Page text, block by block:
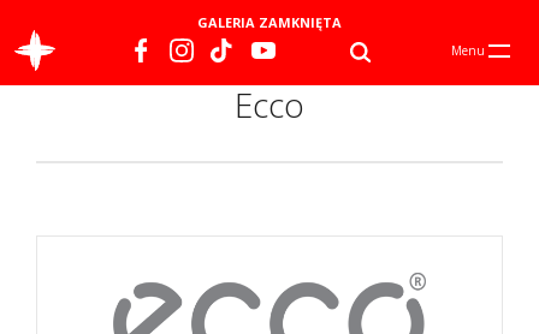
GALERIA ZAMKNIĘTA
Menu
Ecco